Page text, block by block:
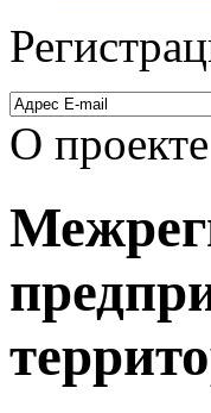
О проекте